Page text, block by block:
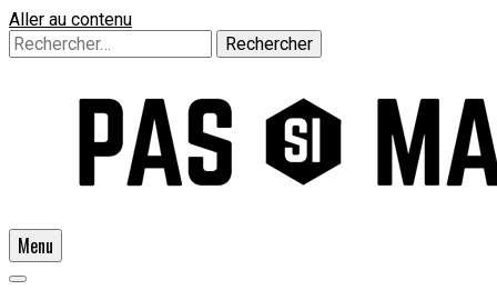
Aller au contenu
Rechercher :
Un guide pour l'homme moderne
Menu